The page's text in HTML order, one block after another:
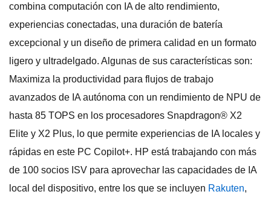
combina computación con IA de alto rendimiento,
experiencias conectadas, una duración de batería
excepcional y un diseño de primera calidad en un formato
ligero y ultradelgado. Algunas de sus características son:
Maximiza la productividad para flujos de trabajo
avanzados de IA autónoma con un rendimiento de NPU de
hasta 85 TOPS en los procesadores Snapdragon® X2
Elite y X2 Plus, lo que permite experiencias de IA locales y
rápidas en este PC Copilot+. HP está trabajando con más
de 100 socios ISV para aprovechar las capacidades de IA
local del dispositivo, entre los que se incluyen Rakuten,